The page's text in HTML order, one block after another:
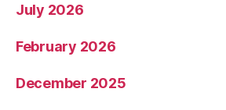
July 2026
February 2026
December 2025